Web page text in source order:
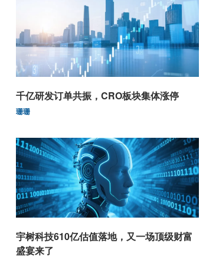
千亿研发订单共振，CRO板块集体涨停
珊珊
宇树科技610亿估值落地，又一场顶级财富
盛宴来了